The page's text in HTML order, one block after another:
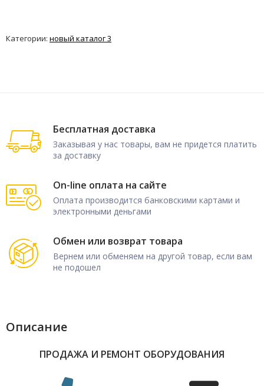
Категории: новый каталог 3
Бесплатная доставка
Заказывая у нас товары, вам не придется платить
за доставку
On-line оплата на сайте
Оплата производится банковскими картами и
электронными деньгами
Обмен или возврат товара
Вернем или обменяем на другой товар, если вам
не подошел
Описание
ПРОДАЖА И РЕМОНТ ОБОРУДОВАНИЯ